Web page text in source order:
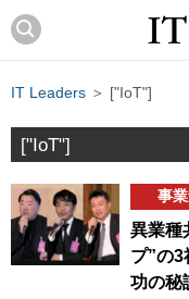
IT Leaders ＞ ["IoT"]
["IoT"]
事
異業種
プ”の
功の秘